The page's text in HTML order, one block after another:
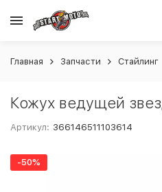
Главная Запчасти Стайлинг
Кожух ведущей
Артикул: 366146511103614
-50%